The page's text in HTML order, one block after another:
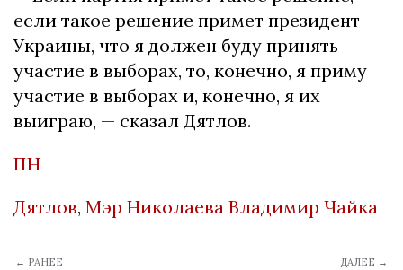
если такое решение примет президент
Украины, что я должен буду принять
участие в выборах, то, конечно, я приму
участие в выборах и, конечно, я их
выиграю, — сказал Дятлов.
ПН
Дятлов, Мэр Николаева Владимир Чайка
← РАНЕЕ ДАЛЕЕ →